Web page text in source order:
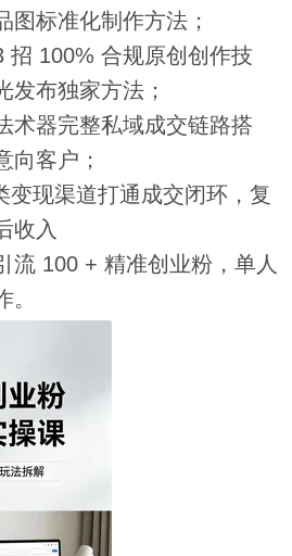
图标准化制作方法；
招 100% 合规原创创作技
发布独家方法；
术器完整私域成交链路搭
向客户；
变现渠道打通成交闭环，复
收入
流 100 + 精准创业粉，单人